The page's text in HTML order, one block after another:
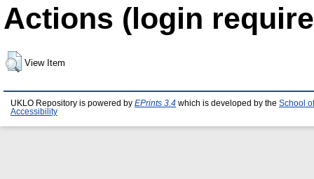
Actions (login
View Item
UKLO Repository is powered by EPrints 3.4 which is developed by the School
Accessibility